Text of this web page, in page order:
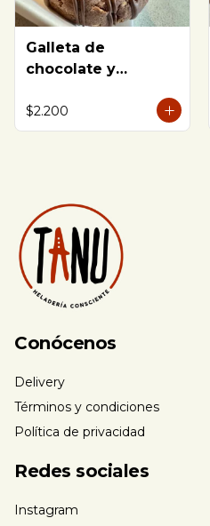
Galleta de
chocolate y
$2.200
Conócenos
Delivery
Términos y condiciones
Política de privacidad
Redes sociales
Instagram